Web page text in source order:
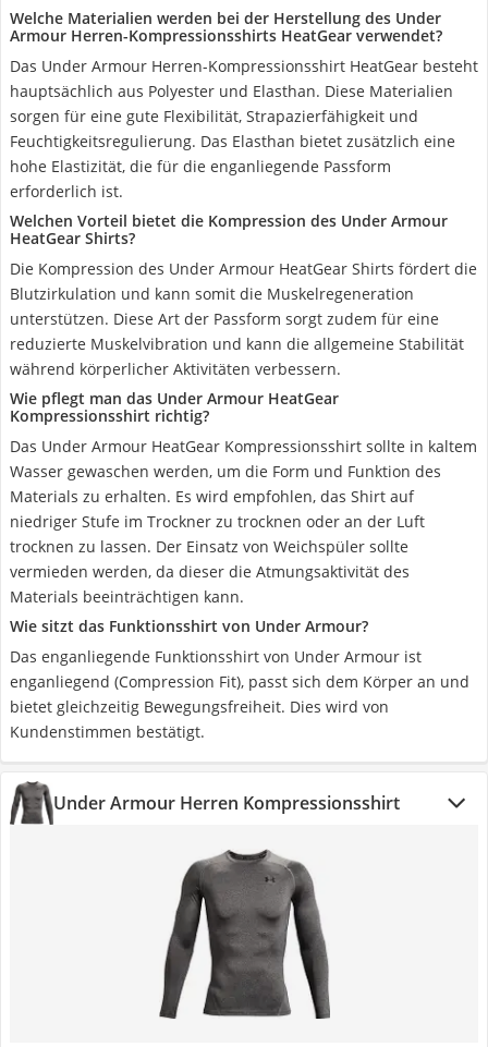
Welche Materialien werden bei der Herstellung des Under
Armour Herren-Kompressionsshirts HeatGear verwendet?
Das Under Armour Herren-Kompressionsshirt HeatGear besteht
hauptsächlich aus Polyester und Elasthan. Diese Materialien
sorgen für eine gute Flexibilität, Strapazierfähigkeit und
Feuchtigkeitsregulierung. Das Elasthan bietet zusätzlich eine
hohe Elastizität, die für die enganliegende Passform
erforderlich ist.
Welchen Vorteil bietet die Kompression des Under Armour
HeatGear Shirts?
Die Kompression des Under Armour HeatGear Shirts fördert die
Blutzirkulation und kann somit die Muskelregeneration
unterstützen. Diese Art der Passform sorgt zudem für eine
reduzierte Muskelvibration und kann die allgemeine Stabilität
während körperlicher Aktivitäten verbessern.
Wie pflegt man das Under Armour HeatGear
Kompressionsshirt richtig?
Das Under Armour HeatGear Kompressionsshirt sollte in kaltem
Wasser gewaschen werden, um die Form und Funktion des
Materials zu erhalten. Es wird empfohlen, das Shirt auf
niedriger Stufe im Trockner zu trocknen oder an der Luft
trocknen zu lassen. Der Einsatz von Weichspüler sollte
vermieden werden, da dieser die Atmungsaktivität des
Materials beeinträchtigen kann.
Wie sitzt das Funktionsshirt von Under Armour?
Das enganliegende Funktionsshirt von Under Armour ist
enganliegend (Compression Fit), passt sich dem Körper an und
bietet gleichzeitig Bewegungsfreiheit. Dies wird von
Kundenstimmen bestätigt.
Under Armour Herren Kompressionsshirt